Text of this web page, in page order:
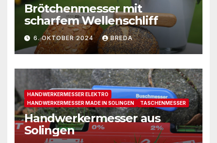
Brötchenmesser mit
scharfem Wellenschliff
6. OKTOBER 2024 BREDA
HANDWERKERMESSER ELEKTRO
HANDWERKERMESSER MADE IN SOLINGEN
TASCHENMESSER
Handwerkermesser aus
Solingen